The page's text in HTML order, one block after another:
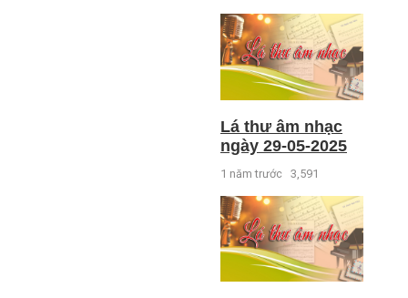
Lá thư âm nhạc
ngày 29-05-2025
1 năm trước 3,591